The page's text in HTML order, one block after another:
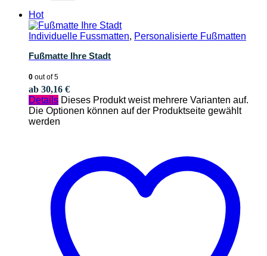
Hot
Individuelle Fussmatten, Personalisierte Fußmatten
Fußmatte Ihre Stadt
0 out of 5
ab 30,16 €
Details Dieses Produkt weist mehrere Varianten auf.
Die Optionen können auf der Produktseite gewählt
werden